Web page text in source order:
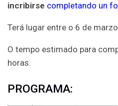
incribirse completando un
Terá lugar entre o 6 de
O tempo estimado para
horas.
PROGRAMA: